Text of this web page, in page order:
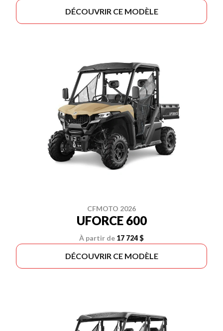
DÉCOUVRIR CE MODÈLE
CFMOTO 2026
UFORCE 600
À partir de 17 724 $
DÉCOUVRIR CE MODÈLE